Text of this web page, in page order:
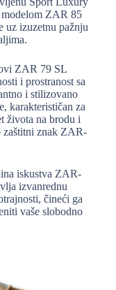
ZAR 85
uz izuzetnu pažnju
ZAR 79 SL
i prostranost sa
i stilizovano
karakterističan za
života na brodu i
zaštitni znak ZAR-
iskustva ZAR-
izvanrednu
čineći ga
vaše slobodno